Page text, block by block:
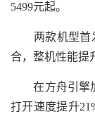
5499元起。
两款机型首发
合，整机性能提
在方舟引擎加
打开速度提升